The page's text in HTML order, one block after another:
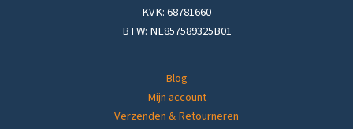
KVK: 68781660
BTW: NL857589325B01
Blog
Mijn account
Verzenden & Retourneren